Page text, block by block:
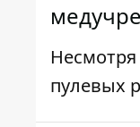
пулевых